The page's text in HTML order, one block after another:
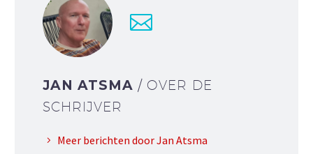
JAN ATSMA / OVER DE
SCHRIJVER
Meer berichten door Jan Atsma